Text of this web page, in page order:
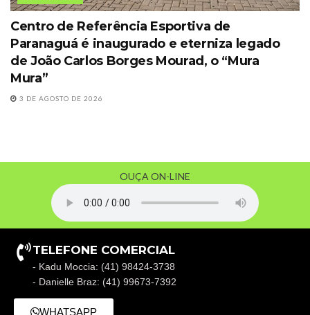
Centro de Referência Esportiva de
Paranaguá é inaugurado e eterniza legado
de João Carlos Borges Mourad, o “Mura
Mura”
3 DE AGOSTO DE 2026
OUÇA ON-LINE
TELEFONE COMERCIAL
- Kadu Moccia: (41) 98424-3738
- Danielle Braz: (41) 99673-7392
WHATSAPP